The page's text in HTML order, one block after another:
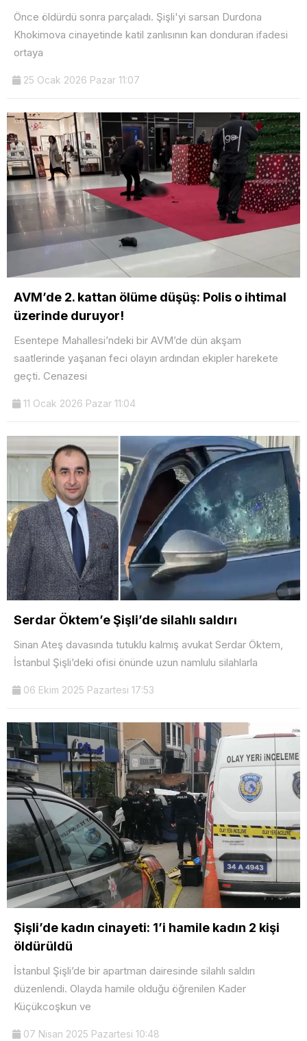
Önce öldürdü sonra parçaladı. Şişli'yi sarsan Durdona
Khokimova cinayetinde katil zanlısının kan donduran ifadesi
ortaya
25 Ocak 2026 Pazar 11:07
AVM’de 2. kattan ölüme düşüş: Polis o ihtimal
üzerinde duruyor!
Esentepe Mahallesi’ndeki bir AVM’de dün akşam
saatlerinde yaşanan feci olayın ardından ekipler harekete
geçti. Cenazesi
11 Ocak 2026 Pazar 11:04
Serdar Öktem’e Şişli’de silahlı saldırı
Sinan Ateş davasında tutuklu kalmış avukat Serdar Öktem,
İstanbul Şişli’deki ofisi önünde uzun namlulu silahlarla
06 Ekim 2025 Pazartesi 17:53
Şişli’de kadın cinayeti: 1’i hamile kadın 2 kişi
öldürüldü
İstanbul Şişli’de bir apartman dairesinde silahlı saldırı
düzenlendi. Olayda hamile olduğu öğrenilen Kader
Küçükcoşkun ve
07 Nisan 2025 Pazartesi 10:48